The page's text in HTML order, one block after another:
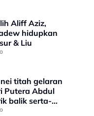
Aliff Aziz,
hidupkan
& Liu
titah gelaran
Putera Abdul
balik serta-